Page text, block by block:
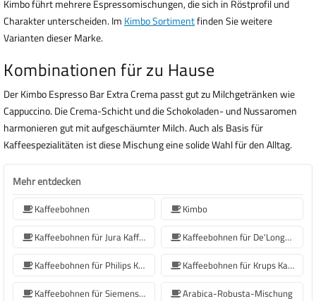
Kimbo führt mehrere Espressomischungen, die sich in Röstprofil und
Charakter unterscheiden. Im Kimbo Sortimentfinden Sie weitere
Varianten dieser Marke.
Kombinationen für zu Hause
Der Kimbo Espresso Bar Extra Crema passt gut zu Milchgetränken wie
Cappuccino. Die Crema-Schicht und die Schokoladen- und Nussaromen
harmonieren gut mit aufgeschäumter Milch. Auch als Basis für
Kaffeespezialitäten ist diese Mischung eine solide Wahl für den Alltag.
Mehr entdecken
Kaffeebohnen
Kimbo
Kaffeebohnen für Jura Kaffeemaschinen
Kaffeebohnen für De'Longhi Kaffeemaschine
Kaffeebohnen für Philips Kaffeemaschine
Kaffeebohnen für Krups Kaffeemaschine
Kaffeebohnen für Siemens-Kaffeemaschinen
Arabica-Robusta-Mischung